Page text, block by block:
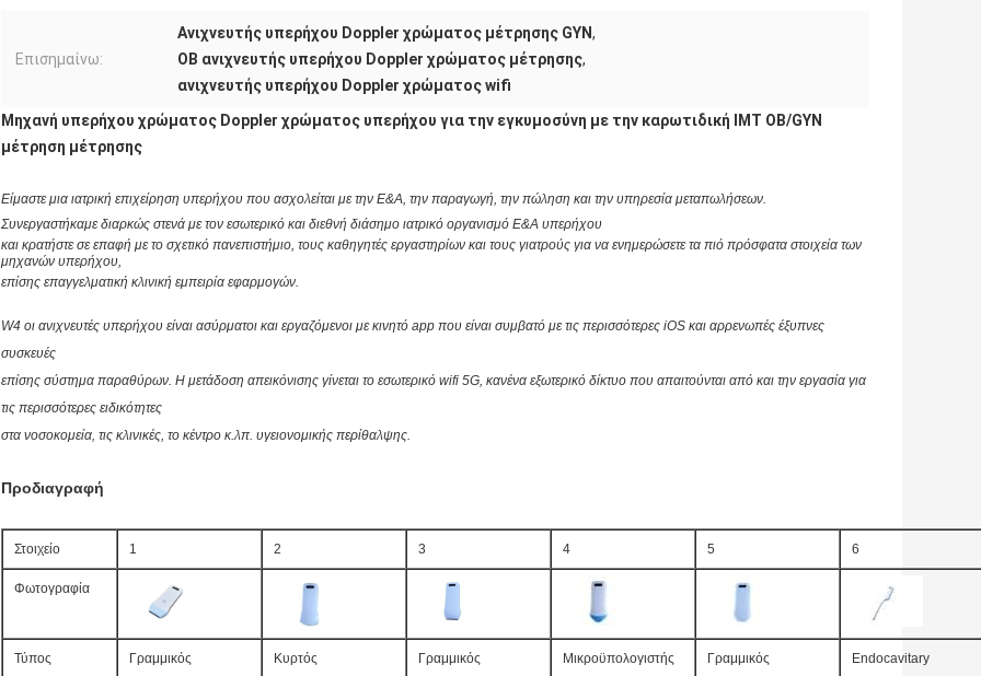
Επισημαίνω:
Ανιχνευτής υπερήχου Doppler χρώματος μέτρησης GYN,
OB ανιχνευτής υπερήχου Doppler χρώματος μέτρησης,
ανιχνευτής υπερήχου Doppler χρώματος wifi
Μηχανή υπερήχου χρώματος Doppler χρώματος υπερήχου για την εγκυμοσύνη με την καρωτιδική IMT OB/GYN
μέτρηση μέτρησης
Είμαστε μια ιατρική επιχείρηση υπερήχου που ασχολείται με την Ε&Α, την παραγωγή, την πώληση και την υπηρεσία μεταπωλήσεων.
Συνεργαστήκαμε διαρκώς στενά με τον εσωτερικό και διεθνή διάσημο ιατρικό οργανισμό Ε&Α υπερήχου
και κρατήστε σε επαφή με το σχετικό πανεπιστήμιο, τους καθηγητές εργαστηρίων και τους γιατρούς για να ενημερώσετε τα πιό πρόσφατα στοιχεία των
μηχανών υπερήχου,
επίσης επαγγελματική κλινική εμπειρία εφαρμογών.
W4 οι ανιχνευτές υπερήχου είναι ασύρματοι και εργαζόμενοι με κινητό app που είναι συμβατό με τις περισσότερες iOS και αρρενωπές έξυπνες
συσκευές
επίσης σύστημα παραθύρων. Η μετάδοση απεικόνισης γίνεται το εσωτερικό wifi 5G, κανένα εξωτερικό δίκτυο που απαιτούνται από και την εργασία για
τις περισσότερες ειδικότητες
στα νοσοκομεία, τις κλινικές, το κέντρο κ.λπ. υγειονομικής περίθαλψης.
Προδιαγραφή
Στοιχείο 1 2 3 4 5 6
Φωτογραφία
Τύπος Γραμμικός Κυρτός Γραμμικός
Μικροϋπολογιστής
Γραμμικός Endocavitary